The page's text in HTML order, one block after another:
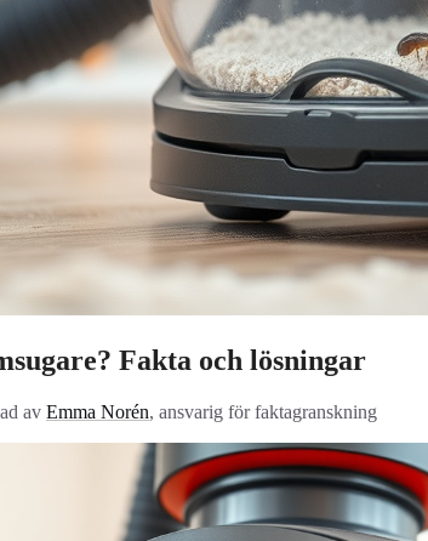
Fakta och lösningar
av Emma Norén, ansvarig för faktagranskning